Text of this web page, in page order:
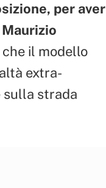
per aver
Maurizio
il modello
extra-
sulla strada